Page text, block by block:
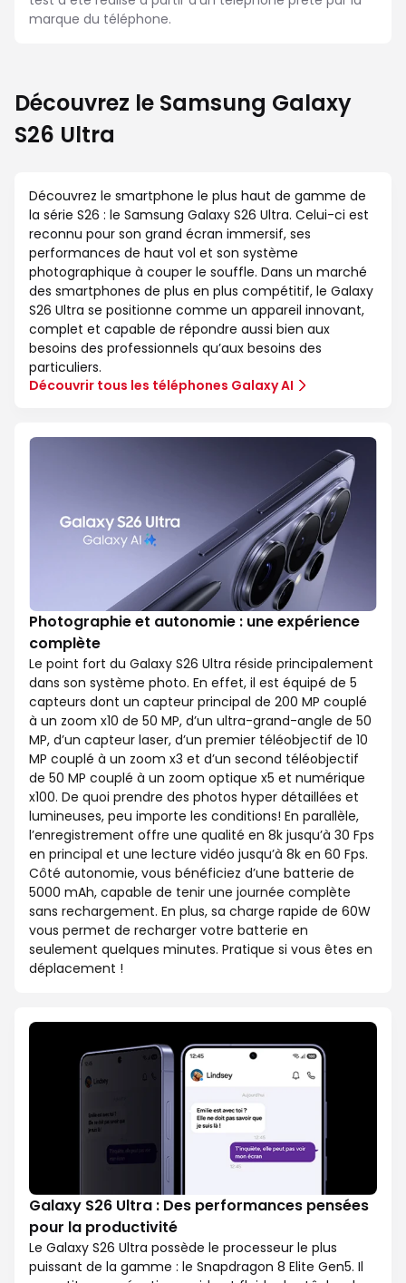
marque du téléphone.
Découvrez le Samsung Galaxy
S26 Ultra
Découvrez le smartphone le plus haut de gamme de
la série S26 : le Samsung Galaxy S26 Ultra. Celui-ci est
reconnu pour son grand écran immersif, ses
performances de haut vol et son système
photographique à couper le souffle. Dans un marché
des smartphones de plus en plus compétitif, le Galaxy
S26 Ultra se positionne comme un appareil innovant,
complet et capable de répondre aussi bien aux
besoins des professionnels qu’aux besoins des
particuliers.
Découvrir tous les téléphones Galaxy AI
Photographie et autonomie : une expérience
complète
Le point fort du Galaxy S26 Ultra réside principalement
dans son système photo. En effet, il est équipé de 5
capteurs dont un capteur principal de 200 MP couplé
à un zoom x10 de 50 MP, d’un ultra-grand-angle de 50
MP, d’un capteur laser, d’un premier téléobjectif de 10
MP couplé à un zoom x3 et d’un second téléobjectif
de 50 MP couplé à un zoom optique x5 et numérique
x100. De quoi prendre des photos hyper détaillées et
lumineuses, peu importe les conditions! En parallèle,
l’enregistrement offre une qualité en 8k jusqu’à 30 Fps
en principal et une lecture vidéo jusqu’à 8k en 60 Fps.
Côté autonomie, vous bénéficiez d’une batterie de
5000 mAh, capable de tenir une journée complète
sans rechargement. En plus, sa charge rapide de 60W
vous permet de recharger votre batterie en
seulement quelques minutes. Pratique si vous êtes en
déplacement !
Galaxy S26 Ultra : Des performances pensées
pour la productivité
Le Galaxy S26 Ultra possède le processeur le plus
puissant de la gamme : le Snapdragon 8 Elite Gen5. Il